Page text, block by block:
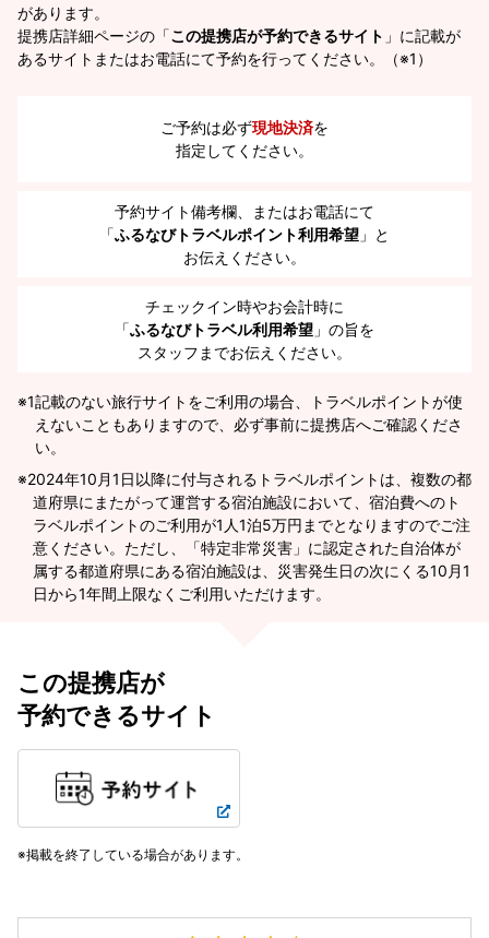
があります。
提携店詳細ページの「この提携店が予約できるサイト 」に記載が
あるサイトまたはお電話にて予約を行ってください。（※1）
ご予約は必ず現地決済を
指定してください。
予約サイト備考欄、またはお電話にて
「ふるなびトラベルポイント利用希望 」と
お伝えください。
チェックイン時やお会計時に
「ふるなびトラベル利用希望 」の旨を
スタッフまでお伝えください。
※1記載のない旅行サイトをご利用の場合、トラベルポイントが使
えないこともありますので、必ず事前に提携店へご確認くださ
い。
2024年10月1日以降に付与されるトラベルポイントは、複数の都
道府県にまたがって運営する宿泊施設において、宿泊費へのト
ラベルポイントのご利用が1人1泊5万円までとなりますのでご注
意ください。ただし、「特定非常災害」に認定された自治体が
属する都道府県にある宿泊施設は、災害発生日の次にくる10月1
日から1年間上限なくご利用いただけます。
この提携店が
予約できるサイト
掲載を終了している場合があります。